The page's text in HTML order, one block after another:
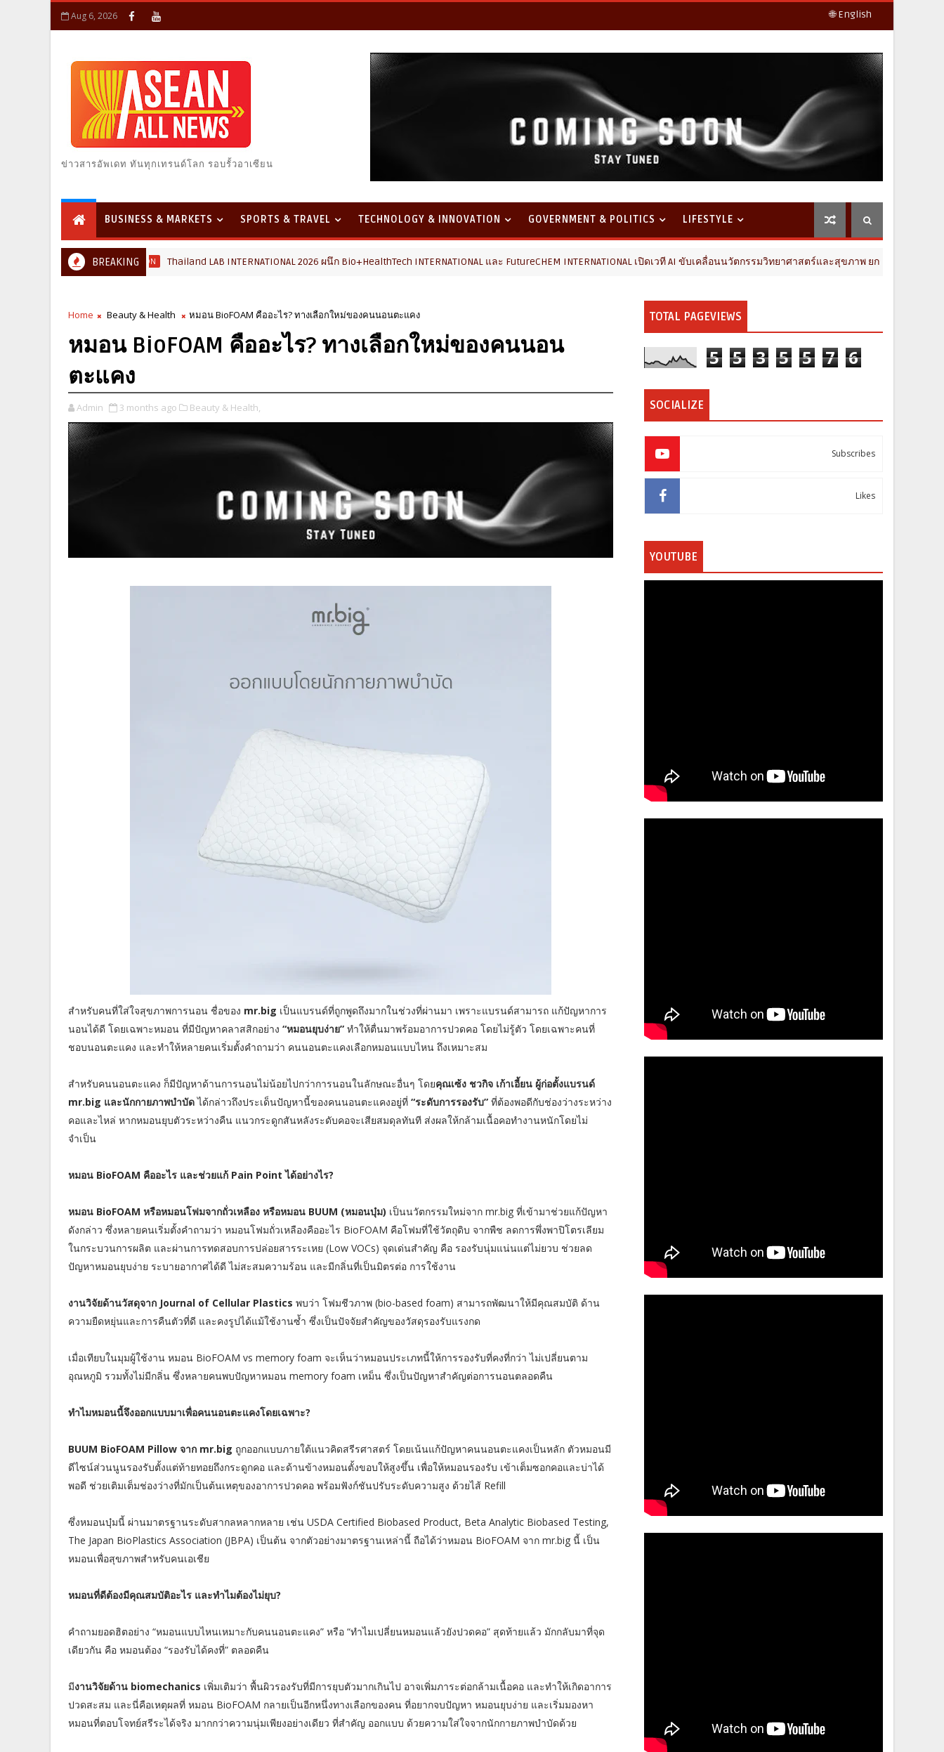
Aug 6, 2026 🌐 English
ข่าวสารอัพเดท ทันทุกเทรนด์โลก รอบรั้วอาเซียน
BUSINESS & MARKETS SPORTS & TRAVEL TECHNOLOGY & INNOVATION GOVERNMENT & POLITICS LIFESTYLE
BREAKING
TECHNOLOGY & INNOVATION Thailand LAB INTERNATIONAL 2026 ผนึก Bio+HealthTech INTERNATIONAL และ FutureCHEM INTERNATIONAL เปิดเวที AI ขับเคลื่อนนวัตกรรมวิทยาศาสตร์และสุขภาพ ยกระดับไทยสู่ศูนย์กลางอา
Home Beauty & Health หมอน BioFOAM คืออะไร? ทางเลือกใหม่ของคนนอนตะแคง
หมอน BioFOAM คืออะไร? ทางเลือกใหม่ของคนนอน
ตะแคง
Admin 3 months ago Beauty & Health,
สำหรับคนที่ใส่ใจสุขภาพการนอน ชื่อของ mr.big เป็นแบรนด์ที่ถูกพูดถึงมากในช่วงที่ผ่านมา เพราะแบรนด์สามารถ แก้ปัญหาการ
นอนได้ดี โดยเฉพาะหมอน ที่มีปัญหาคลาสสิกอย่าง “หมอนยุบง่าย” ทำให้ตื่นมาพร้อมอาการปวดคอ โดยไม่รู้ตัว โดยเฉพาะคนที่
ชอบนอนตะแคง และทำให้หลายคนเริ่มตั้งคำถามว่า คนนอนตะแคงเลือกหมอนแบบไหน ถึงเหมาะสม
สำหรับคนนอนตะแคง ก็มีปัญหาด้านการนอนไม่น้อยไปกว่าการนอนในลักษณะอื่นๆ โดยคุณเซ้ง ชวกิจ เก้าเอี้ยน ผู้ก่อตั้งแบรนด์
mr.big และนักกายภาพบำบัดได้กล่าวถึงประเด็นปัญหานี้ของคนนอนตะแคงอยู่ที่ “ระดับการรองรับ” ที่ต้องพอดีกับช่องว่างระหว่าง
คอและไหล่ หากหมอนยุบตัวระหว่างคืน แนวกระดูกสันหลังระดับคอจะเสียสมดุลทันที ส่งผลให้กล้ามเนื้อคอทำงานหนักโดยไม่
จำเป็น
หมอน BioFOAM คืออะไร และช่วยแก้ Pain Point ได้อย่างไร?
หมอน BioFOAM หรือหมอนโฟมจากถั่วเหลือง หรือหมอน BUUM (หมอนบุ๋ม) เป็นนวัตกรรมใหม่จาก mr.big ที่เข้ามาช่วยแก้ปัญหา
ดังกล่าว ซึ่งหลายคนเริ่มตั้งคำถามว่า หมอนโฟมถั่วเหลืองคืออะไร BioFOAM คือโฟมที่ใช้วัตถุดิบ จากพืช ลดการพึ่งพาปิโตรเลียม
ในกระบวนการผลิต และผ่านการทดสอบการปล่อยสารระเหย (Low VOCs) จุดเด่นสำคัญ คือ รองรับนุ่มแน่นแต่ไม่ยวบ ช่วยลด
ปัญหาหมอนยุบง่าย ระบายอากาศได้ดี ไม่สะสมความร้อน และมีกลิ่นที่เป็นมิตรต่อ การใช้งาน
งานวิจัยด้านวัสดุจาก Journal of Cellular Plastics พบว่า โฟมชีวภาพ (bio-based foam) สามารถพัฒนาให้มีคุณสมบัติ ด้าน
ความยืดหยุ่นและการคืนตัวที่ดี และคงรูปได้แม้ใช้งานซ้ำ ซึ่งเป็นปัจจัยสำคัญของวัสดุรองรับแรงกด
เมื่อเทียบในมุมผู้ใช้งาน หมอน BioFOAM vs memory foam จะเห็นว่าหมอนประเภทนี้ให้การรองรับที่คงที่กว่า ไม่เปลี่ยนตาม
อุณหภูมิ รวมทั้งไม่มีกลิ่น ซึ่งหลายคนพบปัญหาหมอน memory foam เหม็น ซึ่งเป็นปัญหาสำคัญต่อการนอนตลอดคืน
ทำไมหมอนนี้จึงออกแบบมาเพื่อคนนอนตะแคงโดยเฉพาะ?
BUUM BioFOAM Pillow จาก mr.big ถูกออกแบบภายใต้แนวคิดสรีรศาสตร์ โดยเน้นแก้ปัญหาคนนอนตะแคงเป็นหลัก ตัวหมอนมี
ดีไซน์ส่วนนูนรองรับตั้งแต่ท้ายทอยถึงกระดูกคอ และด้านข้างหมอนตั้งขอบให้สูงขึ้น เพื่อให้หมอนรองรับ เข้าเต็มซอกคอและบ่าได้
พอดี ช่วยเติมเต็มช่องว่างที่มักเป็นต้นเหตุของอาการปวดคอ พร้อมฟังก์ชันปรับระดับความสูง ด้วยไส้ Refill
ซึ่งหมอนบุ๋มนี้ ผ่านมาตรฐานระดับสากลหลากหลาย เช่น USDA Certified Biobased Product, Beta Analytic Biobased Testing,
The Japan BioPlastics Association (JBPA) เป็นต้น จากตัวอย่างมาตรฐานเหล่านี้ ถือได้ว่าหมอน BioFOAM จาก mr.big นี้ เป็น
หมอนเพื่อสุขภาพสำหรับคนเอเชีย
หมอนที่ดีต้องมีคุณสมบัติอะไร และทำไมต้องไม่ยุบ?
คำถามยอดฮิตอย่าง “หมอนแบบไหนเหมาะกับคนนอนตะแคง” หรือ “ทำไมเปลี่ยนหมอนแล้วยังปวดคอ” สุดท้ายแล้ว มักกลับมาที่จุด
เดียวกัน คือ หมอนต้อง “รองรับได้คงที่” ตลอดคืน
มีงานวิจัยด้าน biomechanics เพิ่มเติมว่า พื้นผิวรองรับที่มีการยุบตัวมากเกินไป อาจเพิ่มภาระต่อกล้ามเนื้อคอ และทำให้เกิดอาการ
ปวดสะสม และนี่คือเหตุผลที่ หมอน BioFOAM กลายเป็นอีกหนึ่งทางเลือกของคน ที่อยากจบปัญหา หมอนยุบง่าย และเริ่มมองหา
หมอนที่ตอบโจทย์สรีระได้จริง มากกว่าความนุ่มเพียงอย่างเดียว ที่สำคัญ ออกแบบ ด้วยความใส่ใจจากนักกายภาพบำบัดด้วย
TOTAL PAGEVIEWS
5 5 3 5 5 7 6
SOCIALIZE
Subscribes
Likes
YOUTUBE